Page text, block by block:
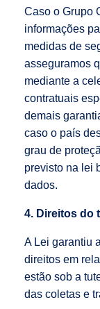
Caso o Grupo
informações
medidas de
asseguramos
mediante a
contratuais
demais
caso o país
grau de
previsto na lei
dados.
4. Direitos do
A Lei garantiu
direitos em
estão sob a
das coletas e